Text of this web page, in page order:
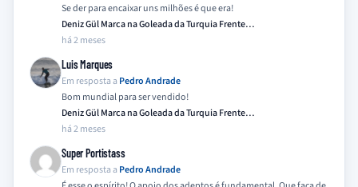
Se der para encaixar uns milhões é que era!
Deniz Gül Marca na Goleada da Turquia Frente…
há 2 meses
Luis Marques
Em resposta a Pedro Andrade
Bom mundial para ser vendido!
Deniz Gül Marca na Goleada da Turquia Frente…
há 2 meses
Super Portistass
Em resposta a Pedro Andrade